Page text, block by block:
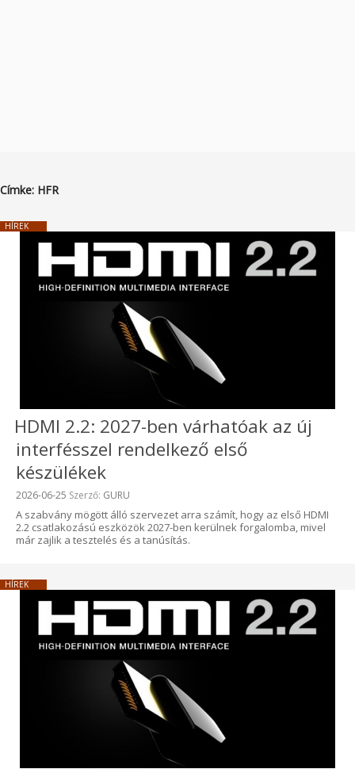
Címke: HFR
HÍREK
HDMI 2.2: 2027-ben várhatóak az új
interfésszel rendelkező első
készülékek
Beküldve:
2026-06-25 Szerző: GURU
A szabvány mögött álló szervezet arra számít, hogy az első HDMI
2.2 csatlakozású eszközök 2027-ben kerülnek forgalomba, mivel
már zajlik a tesztelés és a tanúsítás.
HÍREK